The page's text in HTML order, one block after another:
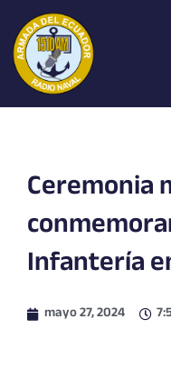
contenido
Ceremonia
Infantería
mayo 27, 2024